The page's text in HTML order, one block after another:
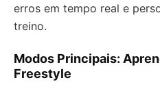
erros em tempo real e
treino.
Modos Principais:
Freestyle